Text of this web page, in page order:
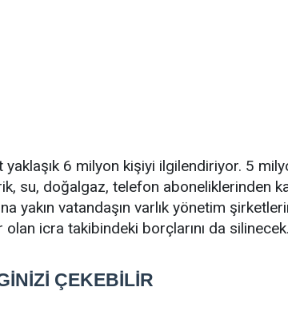
yaklaşık 6 milyon kişiyi ilgilendiriyor. 5
su, doğalgaz, telefon aboneliklerinden
yakın vatandaşın varlık yönetim
olan icra takibindeki borçlarını da silinecek.